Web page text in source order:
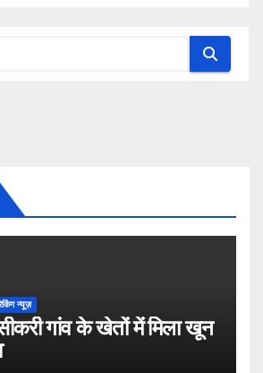
न्यूज़
गांव के खेतों में मिला खून